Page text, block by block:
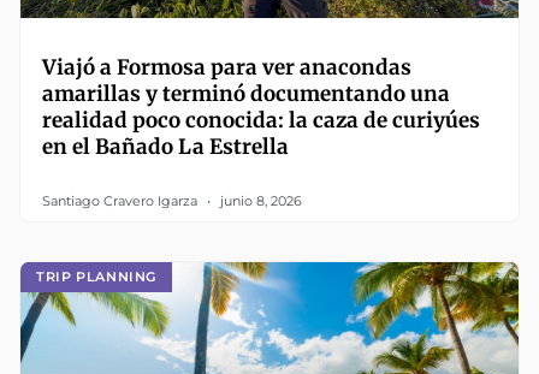
Viajó a Formosa para ver anacondas
amarillas y terminó documentando una
realidad poco conocida: la caza de curiyúes
en el Bañado La Estrella
Santiago Cravero Igarza junio 8, 2026
TRIP PLANNING